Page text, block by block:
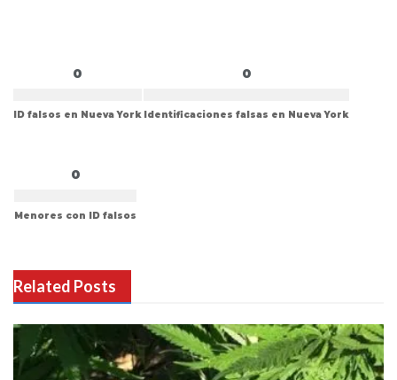
0
ID falsos en Nueva York
0
Identificaciones falsas en Nueva York
0
Menores con ID falsos
Related Posts